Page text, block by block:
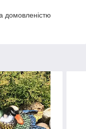
домовленістю